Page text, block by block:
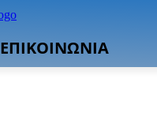
ΕΠΙΚΟΙΝΩΝΙΑ